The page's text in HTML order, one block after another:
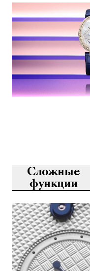
Сложные
функции